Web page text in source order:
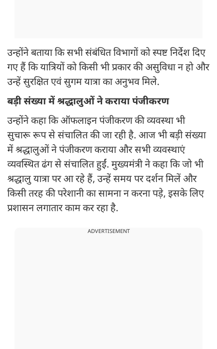
उन्होंने बताया कि सभी संबंधित विभागों को स्पष्ट निर्देश दिए
गए हैं कि यात्रियों को किसी भी प्रकार की असुविधा न हो और
उन्हें सुरक्षित एवं सुगम यात्रा का अनुभव मिले.
बड़ी संख्या में श्रद्धालुओं ने कराया पंजीकरण
उन्होंने कहा कि ऑफलाइन पंजीकरण की व्यवस्था भी
सुचारू रूप से संचालित की जा रही है. आज भी बड़ी संख्या
में श्रद्धालुओं ने पंजीकरण कराया और सभी व्यवस्थाएं
व्यवस्थित ढंग से संचालित हुईं. मुख्यमंत्री ने कहा कि जो भी
श्रद्धालु यात्रा पर आ रहे हैं, उन्हें समय पर दर्शन मिलें और
किसी तरह की परेशानी का सामना न करना पड़े, इसके लिए
प्रशासन लगातार काम कर रहा है.
ADVERTISEMENT